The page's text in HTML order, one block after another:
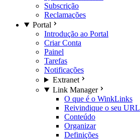
Subscrição
Reclamações
Portal
Introdução ao Portal
Criar Conta
Painel
Tarefas
Notificações
Extranet
Link Manager
O que é o WinkLinks
Reivindique o seu URL
Conteúdo
Organizar
Definições